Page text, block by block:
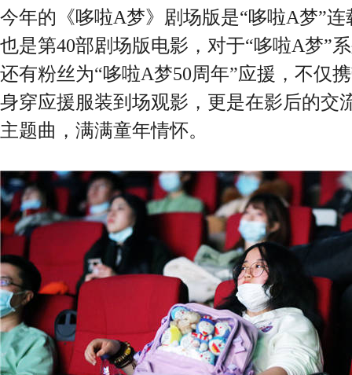
今年的《哆啦A梦》剧场版是“哆啦A梦”
也是第40部剧场版电影，对于“哆啦A梦”
还有粉丝为“哆啦A梦50周年”应援，不仅
身穿应援服装到场观影，更是在影后的交
主题曲，满满童年情怀。